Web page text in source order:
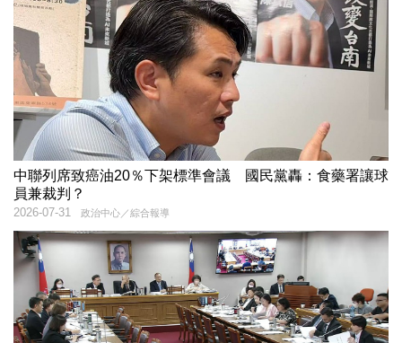
中聯列席致癌油20％下架標準會議 國民黨轟：食藥署讓球
員兼裁判？
政治中心／綜合報導
2026-07-31